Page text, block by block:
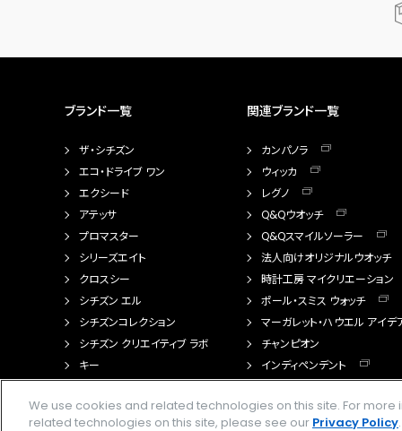
ブランド一覧
ザ・シチズン
エコ・ドライブ ワン
エクシード
アテッサ
プロマスター
シリーズエイト
クロスシー
シチズン エル
シチズンコレクション
シチズン クリエイティブ ラボ
キー
関連ブランド一覧
カンパノラ
ウィッカ
レグノ
Q&Qウオッチ
Q&Qスマイルソーラー
法人向けオリジナルウオッチ
時計工房 マイクリエーション
ポール・スミス ウォッチ
マーガレット・ハウエル アイデ
チャンピオン
インディペンデント
We use cookies and related technologies on this site. For
related technologies on this site, please see our Privacy Policy